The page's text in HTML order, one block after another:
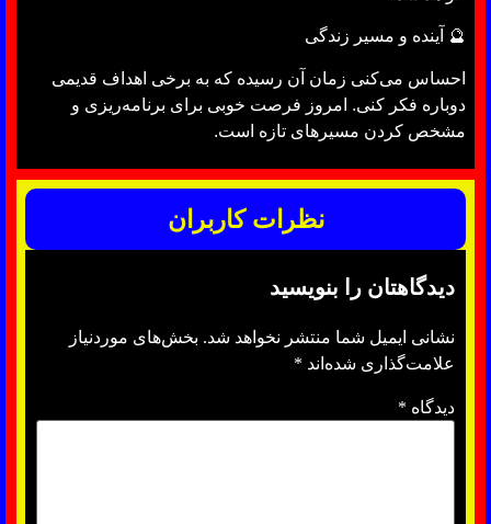
🔮 آینده و مسیر زندگی
احساس می‌کنی زمان آن رسیده که به برخی اهداف قدیمی
دوباره فکر کنی. امروز فرصت خوبی برای برنامه‌ریزی و
مشخص کردن مسیرهای تازه است.
نظرات کاربران
دیدگاهتان را بنویسید
نشانی ایمیل شما منتشر نخواهد شد. بخش‌های موردنیاز
علامت‌گذاری شده‌اند *
دیدگاه *